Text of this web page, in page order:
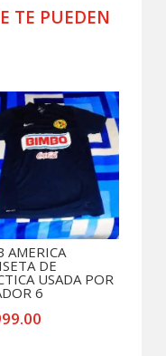
TE PUEDEN
AMERICA
DE
USADA POR
6